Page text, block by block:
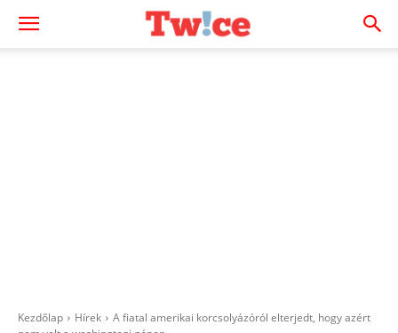
Kezdőlap Hírek
A fiatal amerikai korcsolyázóról elterjedt, hogy azért